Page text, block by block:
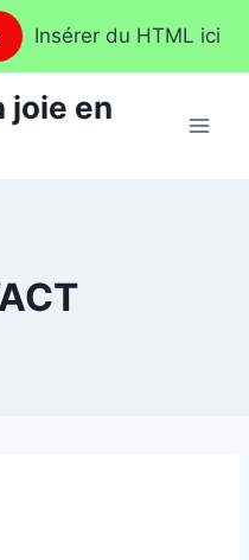
Insérer du HTML ici
joie en